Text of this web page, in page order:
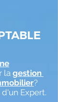
lagestion
?
Expert.